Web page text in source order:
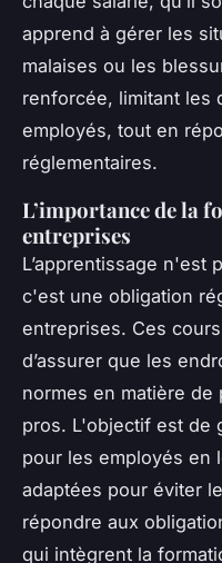
apprend à gérer les
malaises ou les
renforcée, limitant les
employés, tout en
réglementaires.
L’importance de la
entreprises
L’apprentissage n'est
c'est une obligation
entreprises. Ces
d’assurer que les
normes en matière
pros. L'objectif est de
pour les employés en
adaptées pour éviter
répondre aux
qui intègrent la